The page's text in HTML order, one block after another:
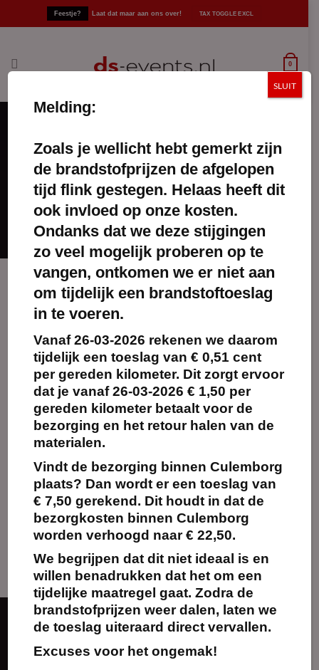
Feestje? Laat dat maar aan ons over!
0
praktische asbak
FILTERS TOEPASSEN
Maak
favoriet!
Staande asbak met
afvalbak –
Sigarettenbak zwart
(16L)
€10.00excl. BTW
Kies
huurperiode
Over ons
Melding:
Zoals je wellicht hebt gemerkt zijn
de brandstofprijzen de afgelopen
tijd flink gestegen. Helaas heeft dit
ook invloed op onze kosten.
Ondanks dat we deze stijgingen
zo veel mogelijk proberen op te
vangen, ontkomen we er niet aan
om tijdelijk een brandstoftoeslag
in te voeren.
Vanaf26-03-2026 rekenen we daarom
tijdelijk een toeslag van € 0,51 cent
per gereden kilometer. Dit zorgt ervoor
dat je vanaf 26-03-2026 € 1,50 per
gereden kilometer betaalt voor de
bezorging en het retour halen van de
materialen.
Vindt de bezorging binnen Culemborg
plaats? Dan wordt er een toeslag van
€ 7,50 gerekend. Dit houdt in dat de
bezorgkosten binnen Culemborg
worden verhoogd naar € 22,50.
We begrijpen dat dit niet ideaal is en
willen benadrukken dat het om een
tijdelijke maatregel gaat. Zodra de
brandstofprijzen weer dalen, laten we
de toeslag uiteraard direct vervallen.
Excuses voor het ongemak!
SLUIT